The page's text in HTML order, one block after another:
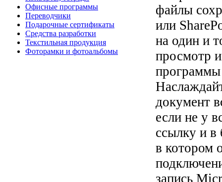
Офисные программы
Переводчики
Подарочные сертификаты
Средства разработки
Текстильная продукция
Фоторамки и фотоальбомы
файлы
или
на один и
просмотр
программы
документ
если не у
ссылку и в
в котором
запись